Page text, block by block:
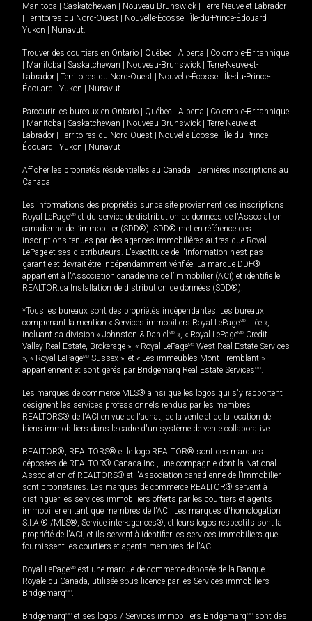
Manitoba | Saskatchewan | Nouveau-Brunswick | Terre-Neuve-et-Labrador
| Territoires du Nord-Ouest | Nouvelle-Écosse | Île-du-Prince-Édouard |
Yukon | Nunavut
Trouver des courtiers en Ontario | Québec | Alberta | Colombie-Britannique
| Manitoba | Saskatchewan | Nouveau-Brunswick | Terre-Neuve-et-
Labrador | Territoires du Nord-Ouest | Nouvelle-Écosse | Île-du-Prince-
Édouard | Yukon | Nunavut
Parcourir les bureaux en Ontario | Québec | Alberta | Colombie-Britannique
| Manitoba | Saskatchewan | Nouveau-Brunswick | Terre-Neuve-et-
Labrador | Territoires du Nord-Ouest | Nouvelle-Écosse | Île-du-Prince-
Édouard | Yukon | Nunavut
Afficher les propriétés résidentielles au Canada | Dernières inscriptions au
Canada
Les informations des propriétés sur ce site proviennent des inscriptions
Royal LePageMD et du service de distribution de données de l'Association
canadienne de l’immobilier (SDD®). SDD® met en référence des
inscriptions tenues par des agences immobilières autres que Royal
LePage et ses distributeurs. L'exactitude de l'information n'est pas
garantie et devrait être indépendamment vérifiée. La marque DDF®
appartient à l'Association canadienne de l’immobilier (ACI) et identifie le
REALTOR.ca Installation de distribution de données (SDD®).
*Tous les bureaux sont des propriétés indépendantes. Les bureaux
comprenant la mention « Services immobiliers Royal LePageMD Ltée »,
incluant sa division « Johnston & Daniel MD », « Royal LePageMD Credit
Valley Real Estate, Brokerage », « Royal LePageMD West Real Estate Services
», « Royal LePageMD Sussex », et « Les immeubles Mont-Tremblant »
appartiennent et sont gérés par Bridgemarq Real Estate ServicesMD
Les marques de commerce MLS® ainsi que les logos qui s'y rapportent
désignent les services professionnels rendus par les membres
REALTORS® de l'ACI en vue de l'achat, de la vente et de la location de
biens immobiliers dans le cadre d'un système de vente collaborative.
REALTOR®, REALTORS® et le logo REALTOR® sont des marques
déposées de REALTOR® Canada Inc., une compagnie dont la National
Association of REALTORS® et l'Association canadienne de l’immobilier
sont propriétaires. Les marques de commerce REALTOR® servent à
distinguer les services immobiliers offerts par les courtiers et agents
immobilier en tant que membres de l'ACI. Les marques d'homologation
S.I.A.® /MLS®, Service inter-agences®, et leurs logos respectifs sont la
propriété de l'ACI, et ils servent à identifier les services immobiliers que
fournissent les courtiers et agents membres de l'ACI.
Royal LePageMD est une marque de commerce déposée de la Banque
Royale du Canada, utilisée sous licence par les Services immobiliers
BridgemarqMD
BridgemarqMD et ses logos / Services immobiliers BridgemarqMD sont des